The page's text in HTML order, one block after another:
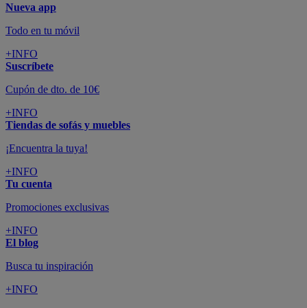
Nueva app
Todo en tu móvil
+INFO
Suscríbete
Cupón de dto. de 10€
+INFO
Tiendas de sofás y muebles
¡Encuentra la tuya!
+INFO
Tu cuenta
Promociones exclusivas
+INFO
El blog
Busca tu inspiración
+INFO